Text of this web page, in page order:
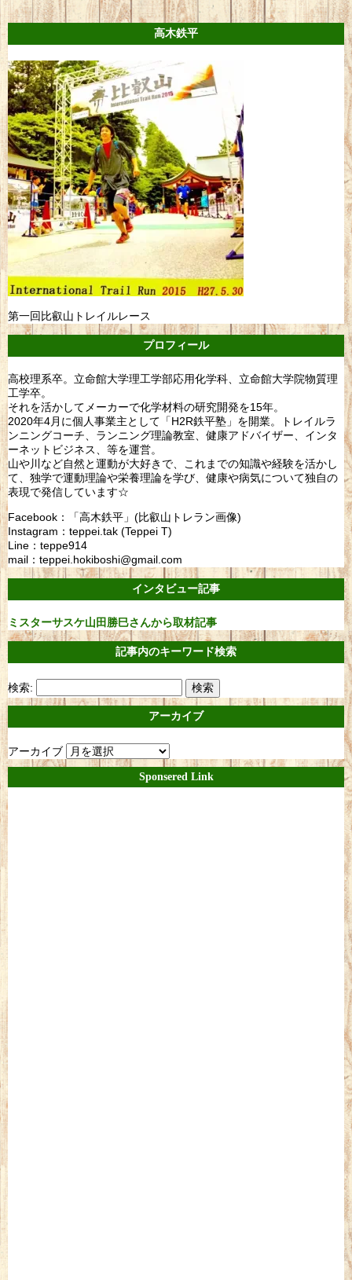
高木鉄平
第一回比叡山トレイルレース
プロフィール
高校理系卒。立命館大学理工学部応用化学科、立命館大学院物質理
工学卒。
それを活かしてメーカーで化学材料の研究開発を15年。
2020年4月に個人事業主として「H2R鉄平塾」を開業。トレイルラ
ンニングコーチ、ランニング理論教室、健康アドバイザー、インタ
ーネットビジネス、等を運営。
山や川など自然と運動が大好きで、これまでの知識や経験を活かし
て、独学で運動理論や栄養理論を学び、健康や病気について独自の
表現で発信しています☆
Facebook：「高木鉄平」(比叡山トレラン画像)
Instagram：teppei.tak (Teppei T)
Line：teppe914
mail：teppei.hokiboshi@gmail.com
インタビュー記事
ミスターサスケ山田勝巳さんから取材記事
記事内のキーワード検索
検索:
アーカイブ
アーカイブ
Sponsered Link